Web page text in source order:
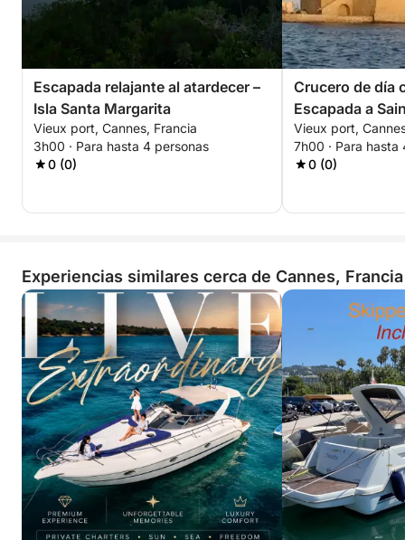
Escapada relajante al atardecer –
Isla Santa Margarita
Vieux port, Cannes, Francia
3h00 · Para hasta 4 personas
0 (0)
Crucero de día
Escapada a
Saint-Honorat
Vieux port,
7h00 · Para hasta
0 (0)
Experiencias similares cerca de Cannes, Francia